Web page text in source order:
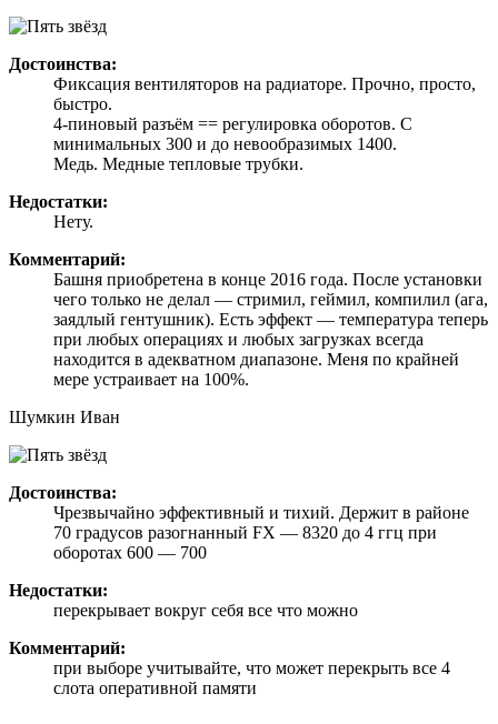
Достоинства:
Фиксация вентиляторов на радиаторе. Прочно, просто,
быстро.
4-пиновый разъём == регулировка оборотов. С
минимальных 300 и до невообразимых 1400.
Медь. Медные тепловые трубки.
Недостатки:
Нету.
Комментарий:
Башня приобретена в конце 2016 года. После установки
чего только не делал — стримил, геймил, компилил (ага,
заядлый гентушник). Есть эффект — температура теперь
при любых операциях и любых загрузках всегда
находится в адекватном диапазоне. Меня по крайней
мере устраивает на 100%.
Шумкин Иван
Достоинства:
Чрезвычайно эффективный и тихий. Держит в районе
70 градусов разогнанный FX — 8320 до 4 ггц при
оборотах 600 — 700
Недостатки:
перекрывает вокруг себя все что можно
Комментарий:
при выборе учитывайте, что может перекрыть все 4
слота оперативной памяти